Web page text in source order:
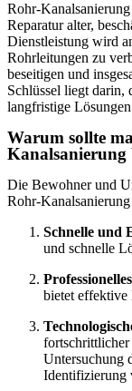
Rohr-
Reparatur alter,
Dienstleistung wird
Rohrleitungen zu
beseitigen und
Schlüssel liegt darin,
langfristige
Warum sollte
Kanalsanierung
Die Bewohner und
Rohr-
Schnelle und
und schnelle
bietet effektive
fortschrittlicher
Untersuchung
Identifizierung